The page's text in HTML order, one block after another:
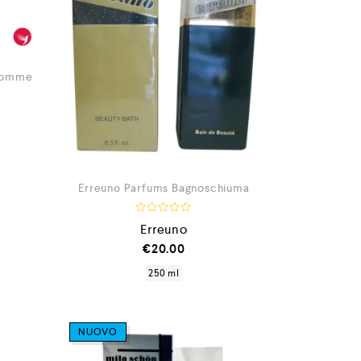
Erreuno Parfums Bagnoschiuma
a
u
Erreuno
€20.00
250 ml
NUOVO